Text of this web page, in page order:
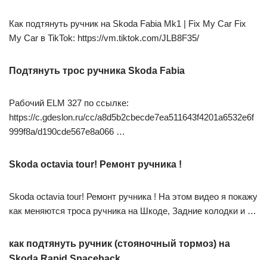
Как подтянуть ручник на Skoda Fabia Mk1 | Fix My Car Fix
My Car в TikTok: https://vm.tiktok.com/JLB8F35/
Подтянуть трос ручника Skoda Fabia
Рабочий ELM 327 по ссылке:
https://c.gdeslon.ru/cc/a8d5b2cbecde7ea511643f4201a6532e6f
999f8a/d190cde567e8a066 …
Skoda octavia tour! Ремонт ручника !
Skoda octavia tour! Ремонт ручника ! На этом видео я покажу
как меняются троса ручника на Шкоде, Задние колодки и …
как подтянуть ручник (стояночный тормоз) на